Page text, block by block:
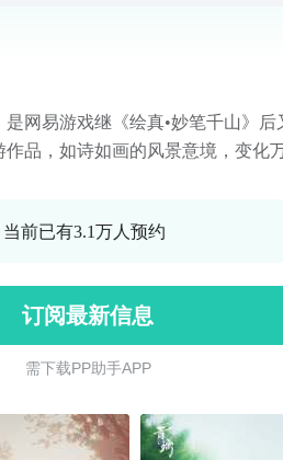
是网易游戏继《绘真•妙笔千山》
作品，如诗如画的风景意境，变化
着受伤失忆的爱人，踏上一段逃亡
前已有3.1万人预约
订阅最新信息
需 下 载 P P 助 手 A P P